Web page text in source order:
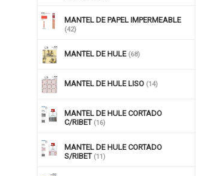
MANTEL DE PAPEL IMPERMEABLE
(42)
MANTEL DE HULE (68)
MANTEL DE HULE LISO (14)
MANTEL DE HULE CORTADO
C/RIBET (16)
MANTEL DE HULE CORTADO
S/RIBET (11)